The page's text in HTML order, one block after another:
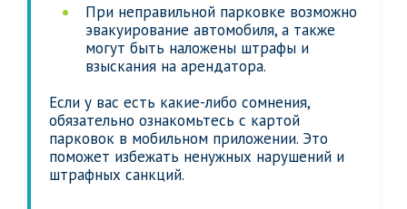
При неправильной парковке возможно
эвакуирование автомобиля, а также
могут быть наложены штрафы и
взыскания на арендатора.
Если у вас есть какие-либо сомнения,
обязательно ознакомьтесь с картой
парковок в мобильном приложении. Это
поможет избежать ненужных нарушений и
штрафных санкций.